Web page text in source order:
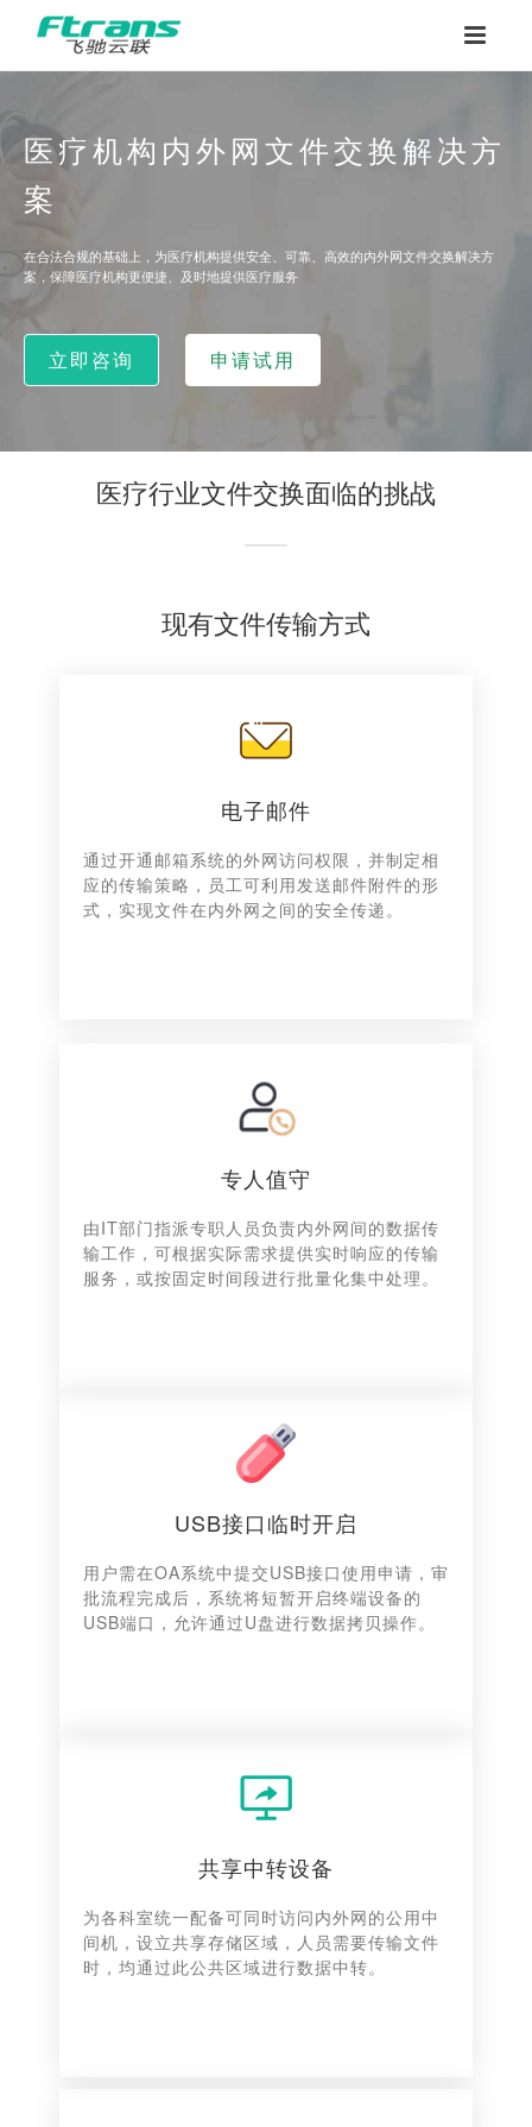
医疗机构内外网文件交换解决方
案
在合法合规的基础上，为医疗机构提供安全、可靠、高效的内外网文件交换解决方
案，保障医疗机构更便捷、及时地提供医疗服务
立即咨询 申请试用
医疗行业文件交换面临的挑战
现有文件传输方式
电子邮件
通过开通邮箱系统的外网访问权限，并制定相
应的传输策略，员工可利用发送邮件附件的形
式，实现文件在内外网之间的安全传递。
专人值守
由IT部门指派专职人员负责内外网间的数据传
输工作，可根据实际需求提供实时响应的传输
服务，或按固定时间段进行批量化集中处理。
USB接口临时开启
用户需在OA系统中提交USB接口使用申请，审
批流程完成后，系统将短暂开启终端设备的
USB端口，允许通过U盘进行数据拷贝操作。
共享中转设备
为各科室统一配备可同时访问内外网的公用中
间机，设立共享存储区域，人员需要传输文件
时，均通过此公共区域进行数据中转。